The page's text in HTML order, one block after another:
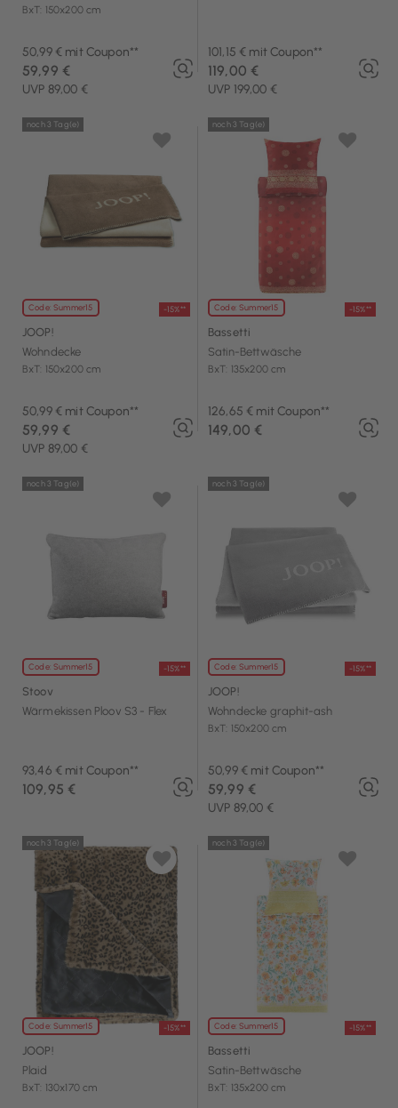
BxT: 150x200 cm
50,99 € mit Coupon**
UVP 89,00 €
59,99 €
101,15 € mit Coupon**
UVP 199,00 €
119,00 €
Code: Summer15 -15%**
noch 3 Tag(e)
JOOP!
Wohndecke
BxT: 150x200 cm
50,99 € mit Coupon**
UVP 89,00 €
59,99 €
Code: Summer15 -15%**
noch 3 Tag(e)
Bassetti
Satin-Bettwäsche
BxT: 135x200 cm
126,65 € mit Coupon**
149,00 €
Code: Summer15 -15%**
noch 3 Tag(e)
Stoov
Wärmekissen Ploov S3 - Flex
93,46 € mit Coupon**
109,95 €
Code: Summer15 -15%**
noch 3 Tag(e)
JOOP!
Wohndecke graphit-ash
BxT: 150x200 cm
50,99 € mit Coupon**
UVP 89,00 €
59,99 €
Code: Summer15 -15%**
noch 3 Tag(e)
JOOP!
Plaid
BxT: 130x170 cm
Code: Summer15 -15%**
noch 3 Tag(e)
Bassetti
Satin-Bettwäsche
BxT: 135x200 cm